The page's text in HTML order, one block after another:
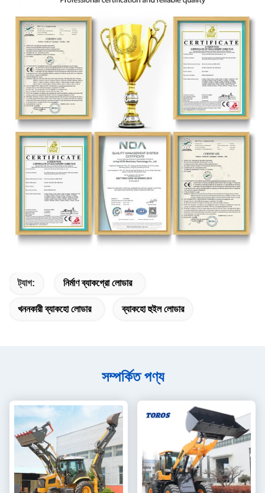
ট্যাগ: নির্মাণ ব্যাকগ্রো লোডার
খননকারী ব্যাকহো লোডার ব্যাকহো হুইল লোডার
সম্পর্কিত পণ্য